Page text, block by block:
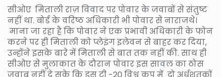
सीओए मिताली राज़ विवाद पर पोवार के जवाबों से संतुष्ट
नहीं था. बोर्ड के वरिष्ठ अधिकारी भी पोवार से नाराजथे।
माना जा रहा है कि पोवार ने एक प्रभावी अधिकारी के फोन
करने पर ही मिताली को प्लेइंग इलेवन से बाहर कर दिया,
उन्होंने इसके बारे में मिताली से बात तक नहीं की. साथ ही
सीओए से मुलाकात के दौरान पोवार इस सावल का ठोस
जवाब नहीं दे सके कि इस टी -20 विश्व कप में दो अर्धशतकों